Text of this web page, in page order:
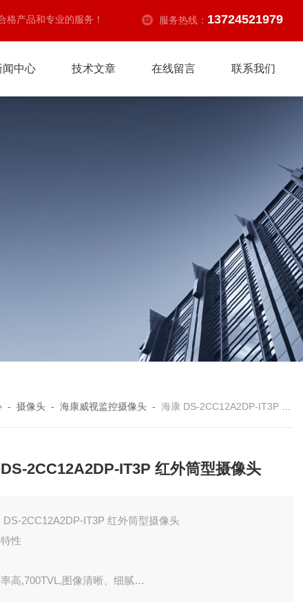
格产品和专业的服务！ 服务热线： 13724521979
闻中心 技术文章 在线留言 联系我们
-摄像头 -海康威视监控摄像头 -海康 DS-2CC12A2DP-IT3P 红外筒型摄像头
2CC12A2DP-IT3P 红外筒型摄像头
DS-2CC12A2DP-IT3P 红外筒型摄像头
性
高,700TVL,图像清晰、细腻